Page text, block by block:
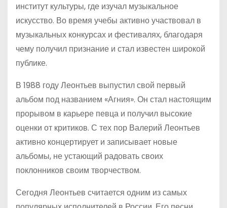
институт культуры, где изучал музыкальное
искусство. Во время учебы активно участвовал в
музыкальных конкурсах и фестивалях, благодаря
чему получил признание и стал известен широкой
публике.
В 1988 году Леонтьев выпустил свой первый
альбом под названием «Агния». Он стал настоящим
прорывом в карьере певца и получил высокие
оценки от критиков. С тех пор Валерий Леонтьев
активно концертирует и записывает новые
альбомы, не устающий радовать своих
поклонников своим творчеством.
Сегодня Леонтьев считается одним из самых